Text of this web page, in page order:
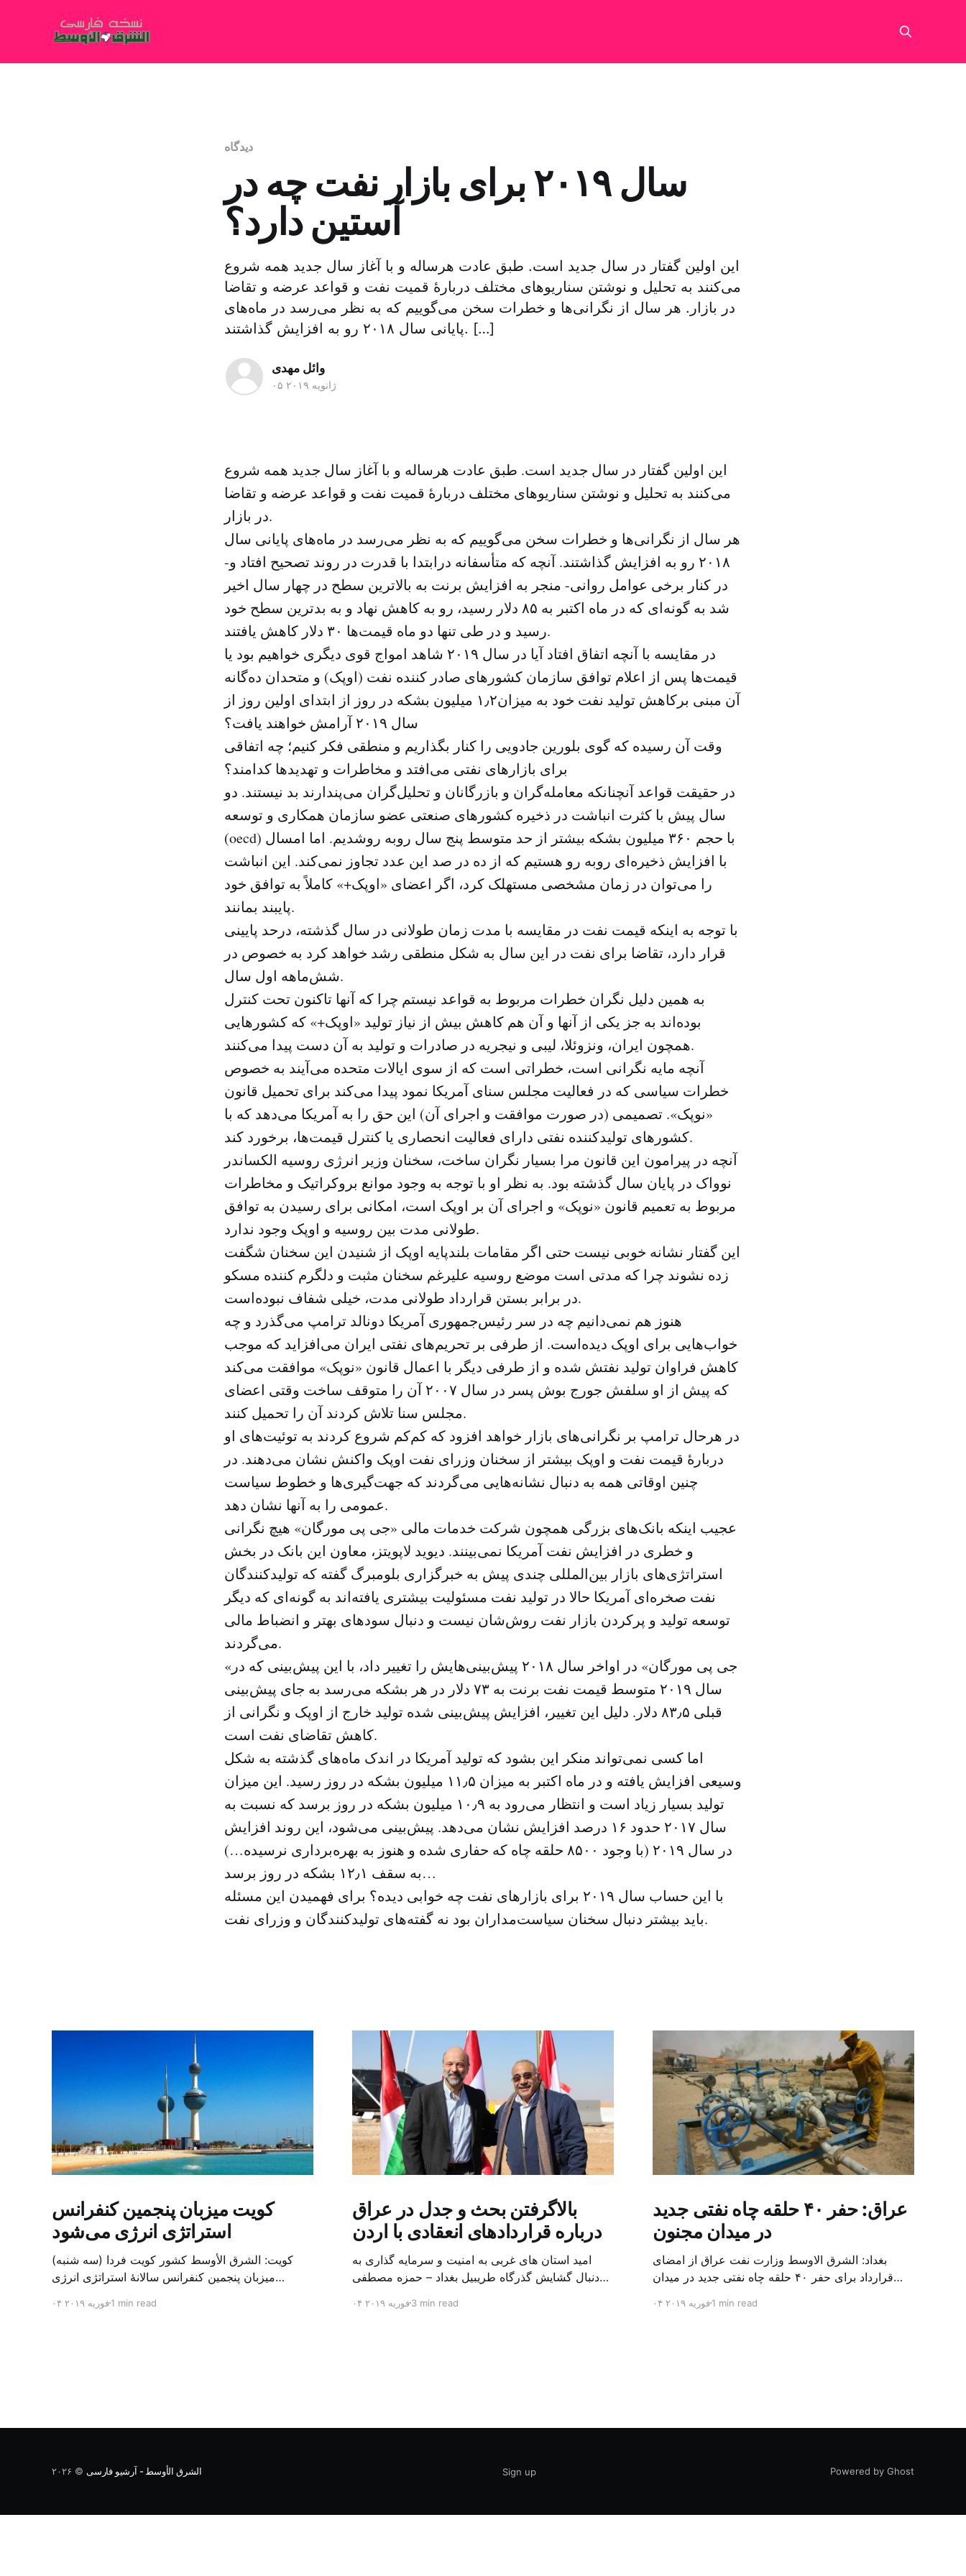
دیدگاه
سال ۲۰۱۹ برای بازار نفت چه در
آستین دارد؟
این اولین گفتار در سال جدید است. طبق عادت هرساله و با آغاز سال جدید همه شروع
می‌کنند به تحلیل و نوشتن سناریوهای مختلف دربارهٔ قمیت نفت و قواعد عرضه و تقاضا
در بازار. هر سال از نگرانی‌ها و خطرات سخن می‌گوییم که به نظر می‌رسد در ماه‌های
پایانی سال ۲۰۱۸ رو به افزایش گذاشتند. […]
وائل مهدى
۰۵ ژانویه ۲۰۱۹
این اولین گفتار در سال جدید است. طبق عادت هرساله و با آغاز سال جدید همه شروع
می‌کنند به تحلیل و نوشتن سناریوهای مختلف دربارهٔ قمیت نفت و قواعد عرضه و تقاضا
در بازار.
هر سال از نگرانی‌ها و خطرات سخن می‌گوییم که به نظر می‌رسد در ماه‌های پایانی سال
۲۰۱۸ رو به افزایش گذاشتند. آنچه که متأسفانه درابتدا با قدرت در روند تصحیح افتاد و-
در کنار برخی عوامل روانی- منجر به افزایش برنت به بالاترین سطح در چهار سال اخیر
شد به گونه‌ای که در ماه اکتبر به ۸۵ دلار رسید، رو به کاهش نهاد و به بدترین سطح خود
رسید و در طی تنها دو ماه قیمت‌ها ۳۰ دلار کاهش یافتند.
در مقایسه با آنچه اتفاق افتاد آیا در سال ۲۰۱۹ شاهد امواج قوی دیگری خواهیم بود یا
قیمت‌ها پس از اعلام توافق سازمان کشورهای صادر کننده نفت (اوپک) و متحدان ده‌گانه
آن مبنی برکاهش تولید نفت خود به میزان۱٫۲ میلیون بشکه در روز از ابتدای اولین روز از
سال ۲۰۱۹ آرامش خواهند یافت؟
وقت آن رسیده که گوی بلورین جادویی را کنار بگذاریم و منطقی فکر کنیم؛ چه اتفاقی
برای بازارهای نفتی می‌افتد و مخاطرات و تهدیدها کدامند؟
در حقیقت قواعد آنچنانکه معامله‌گران و بازرگانان و تحلیل‌گران می‌پندارند بد نیستند. دو
سال پیش با کثرت انباشت در ذخیره کشورهای صنعتی عضو سازمان همکاری و توسعه
(oecd) با حجم ۳۶۰ میلیون بشکه بیشتر از حد متوسط پنج سال روبه روشدیم. اما امسال
با افزایش ذخیره‌ای روبه رو هستیم که از ده در صد این عدد تجاوز نمی‌کند. این انباشت
را می‌توان در زمان مشخصی مستهلک کرد، اگر اعضای «اوپک+» کاملاً به توافق خود
پایبند بمانند.
با توجه به اینکه قیمت نفت در مقایسه با مدت زمان طولانی در سال گذشته، درحد پایینی
قرار دارد، تقاضا برای نفت در این سال به شکل منطقی رشد خواهد کرد به خصوص در
شش‌ماهه اول سال.
به همین دلیل نگران خطرات مربوط به قواعد نیستم چرا که آنها تاکنون تحت کنترل
بوده‌اند به جز یکی از آنها و آن هم کاهش بیش از نیاز تولید «اوپک+» که کشورهایی
همچون ایران، ونزوئلا، لیبی و نیجریه در صادرات و تولید به آن دست پیدا می‌کنند.
آنچه مایه نگرانی است، خطراتی است که از سوی ایالات متحده می‌آیند به خصوص
خطرات سیاسی که در فعالیت مجلس سنای آمریکا نمود پیدا می‌کند برای تحمیل قانون
«نوپک». تصمیمی (در صورت موافقت و اجرای آن) این حق را به آمریکا می‌دهد که با
کشورهای تولیدکننده نفتی دارای فعالیت انحصاری یا کنترل قیمت‌ها، برخورد کند.
آنچه در پیرامون این قانون مرا بسیار نگران ساخت، سخنان وزیر انرژی روسیه الکساندر
نوواک در پایان سال گذشته بود. به نظر او با توجه به وجود موانع بروکراتیک و مخاطرات
مربوط به تعمیم قانون «نوپک» و اجرای آن بر اوپک است، امکانی برای رسیدن به توافق
طولانی مدت بین روسیه و اوپک وجود ندارد.
این گفتار نشانه خوبی نیست حتی اگر مقامات بلندپایه اوپک از شنیدن این سخنان شگفت
زده نشوند چرا که مدتی است موضع روسیه علیرغم سخنان مثبت و دلگرم کننده مسکو
در برابر بستن قرارداد طولانی مدت، خیلی شفاف نبوده‌است.
هنوز هم نمی‌دانیم چه در سر رئیس‌جمهوری آمریکا دونالد ترامپ می‌گذرد و چه
خواب‌هایی برای اوپک دیده‌است. از طرفی بر تحریم‌های نفتی ایران می‌افزاید که موجب
کاهش فراوان تولید نفتش شده و از طرفی دیگر با اعمال قانون «نوپک» موافقت می‌کند
که پیش از او سلفش جورج بوش پسر در سال ۲۰۰۷ آن را متوقف ساخت وقتی اعضای
مجلس سنا تلاش کردند آن را تحمیل کنند.
در هرحال ترامپ بر نگرانی‌های بازار خواهد افزود که کم‌کم شروع کردند به توئیت‌های او
دربارهٔ قیمت نفت و اوپک بیشتر از سخنان وزرای نفت اوپک واکنش نشان می‌دهند. در
چنین اوقاتی همه به دنبال نشانه‌هایی می‌گردند که جهت‌گیری‌ها و خطوط سیاست
عمومی را به آنها نشان دهد.
عجیب اینکه بانک‌های بزرگی همچون شرکت خدمات مالی «جی پی مورگان» هیچ نگرانی
و خطری در افزایش نفت آمریکا نمی‌بینند. دیوید لاپویتز، معاون این بانک در بخش
استراتژی‌های بازار بین‌المللی چندی پیش به خبرگزاری بلومبرگ گفته که تولیدکنندگان
نفت صخره‌ای آمریکا حالا در تولید نفت مسئولیت بیشتری یافته‌اند به گونه‌ای که دیگر
توسعه تولید و پرکردن بازار نفت روش‌شان نیست و دنبال سودهای بهتر و انضباط مالی
می‌گردند.
«جی پی مورگان» در اواخر سال ۲۰۱۸ پیش‌بینی‌هایش را تغییر داد، با این پیش‌بینی که در
سال ۲۰۱۹ متوسط قیمت نفت برنت به ۷۳ دلار در هر بشکه می‌رسد به جای پیش‌بینی
قبلی ۸۳٫۵ دلار. دلیل این تغییر، افزایش پیش‌بینی شده تولید خارج از اوپک و نگرانی از
کاهش تقاضای نفت است.
اما کسی نمی‌تواند منکر این بشود که تولید آمریکا در اندک ماه‌های گذشته به شکل
وسیعی افزایش یافته و در ماه اکتبر به میزان ۱۱٫۵ میلیون بشکه در روز رسید. این میزان
تولید بسیار زیاد است و انتظار می‌رود به ۱۰٫۹ میلیون بشکه در روز برسد که نسبت به
سال ۲۰۱۷ حدود ۱۶ درصد افزایش نشان می‌دهد. پیش‌بینی می‌شود، این روند افزایش
در سال ۲۰۱۹ (با وجود ۸۵۰۰ حلقه چاه که حفاری شده و هنوز به بهره‌برداری نرسیده…)
به سقف ۱۲٫۱ بشکه در روز برسد…
با این حساب سال ۲۰۱۹ برای بازارهای نفت چه خوابی دیده؟ برای فهمیدن این مسئله
باید بیشتر دنبال سخنان سیاست‌مداران بود نه گفته‌های تولیدکنندگان و وزرای نفت.
کویت میزبان پنجمین کنفرانس
استراتژی انرژی می‌شود
کویت: الشرق الأوسط کشور کویت فردا (سه شنبه)
میزبان پنجمین کنفرانس سالانهٔ استراتژی انرژی
الشرق الاوسط، حدود ۳۰۰ متخصص از شرکت‌های
۰۴ فوریه ۲۰۱۹1 min read
بالاگرفتن بحث و جدل در عراق
درباره قراردادهای انعقادی با اردن
امید استان های غربی به امنیت و سرمایه گذاری به
دنبال گشایش گذرگاه طریبیل بغداد – حمزه مصطفی
طریبیل توسط عادل عبد المهدی نخست وزیر عراق و
۰۴ فوریه ۲۰۱۹3 min read
عراق: حفر ۴۰ حلقه چاه نفتی جدید
در میدان مجنون
بغداد: الشرق الاوسط وزارت نفت عراق از امضای
قرارداد برای حفر ۴۰ حلقه چاه نفتی جدید در میدان
محمد خضیر مدعامل شرکت حفاری عراق روز یکشنبه
۰۴ فوریه ۲۰۱۹1 min read
الشرق الأوسط - آرشیو فارسی © ۲۰۲۶ Sign up Powered by Ghost